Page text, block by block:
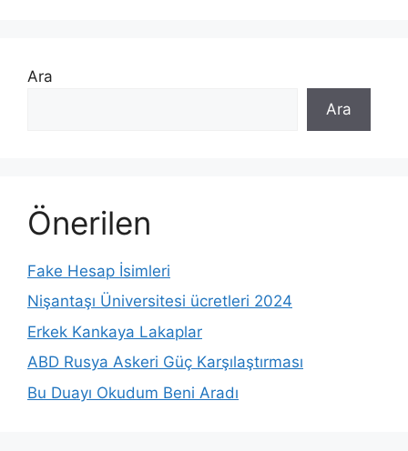
Ara
Ara
Önerilen
Fake Hesap İsimleri
Nişantaşı Üniversitesi ücretleri 2024
Erkek Kankaya Lakaplar
ABD Rusya Askeri Güç Karşılaştırması
Bu Duayı Okudum Beni Aradı